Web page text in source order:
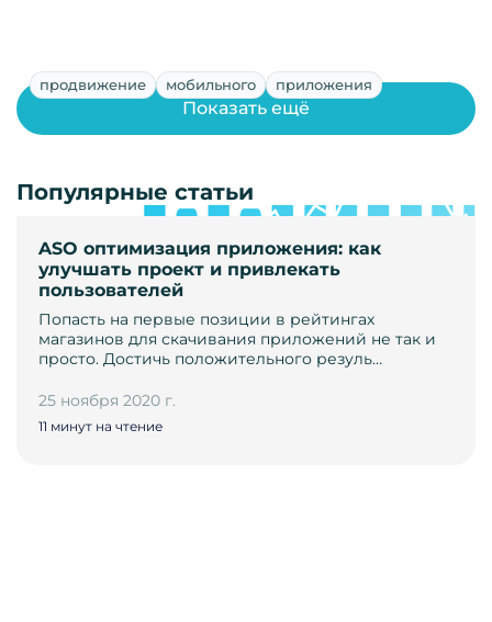
продвижение мобильного приложения
ASO оптимизация приложения: как
улучшать проект и привлекать
пользователей
Попасть на первые позиции в рейтингах
магазинов для скачивания приложений не так и
просто. Достичь положительного резуль…
25 ноября 2020 г.
11 минут на чтение
Показать ещё
Популярные статьи